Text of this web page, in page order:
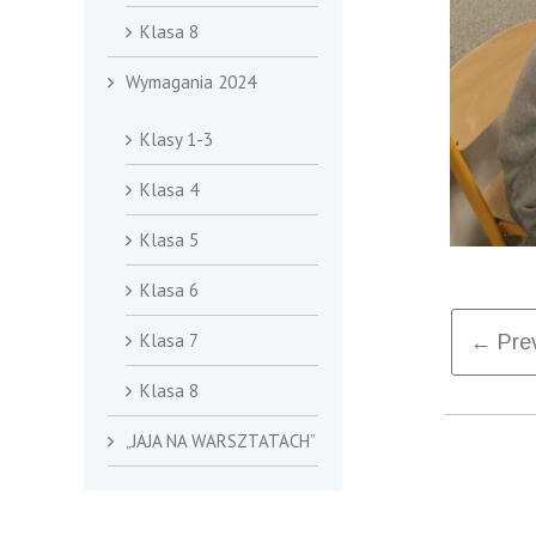
Klasa 8
Wymagania 2024
Klasy 1-3
Klasa 4
Klasa 5
Klasa 6
Klasa 7
Klasa 8
„JAJA NA WARSZTATACH”
←